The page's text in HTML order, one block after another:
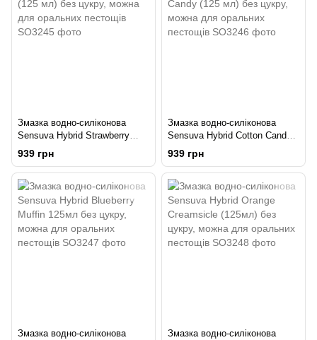
Змазка водно-силіконова
Sensuva Hybrid Strawberry
(125 мл) без цукру, можна для
оральних пестощів
939 грн
Змазка водно-силіконова
Sensuva Hybrid Cotton Candy
(125 мл) без цукру, можна для
оральних пестощів
939 грн
Змазка водно-силіконова
Змазка водно-силіконова